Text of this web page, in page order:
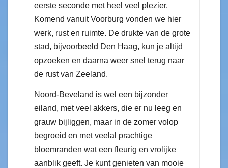
eerste seconde met heel veel plezier.
Komend vanuit Voorburg vonden we hier
werk, rust en ruimte. De drukte van de grote
stad, bijvoorbeeld Den Haag, kun je altijd
opzoeken en daarna weer snel terug naar
de rust van Zeeland.
Noord-Beveland is wel een bijzonder
eiland, met veel akkers, die er nu leeg en
grauw bijliggen, maar in de zomer volop
begroeid en met veelal prachtige
bloemranden wat een fleurig en vrolijke
aanblik geeft. Je kunt genieten van mooie